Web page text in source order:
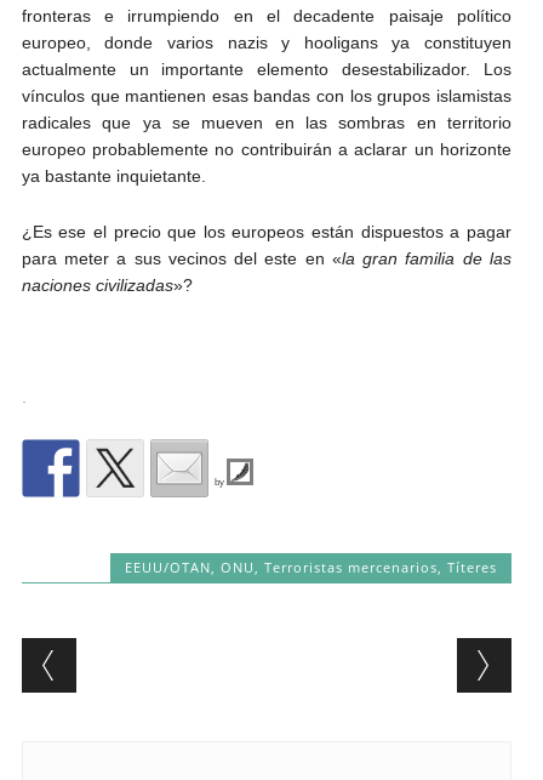
fronteras e irrumpiendo en el decadente paisaje político
europeo, donde varios nazis y hooligans ya constituyen
actualmente un importante elemento desestabilizador. Los
vínculos que mantienen esas bandas con los grupos islamistas
radicales que ya se mueven en las sombras en territorio
europeo probablemente no contribuirán a aclarar un horizonte
ya bastante inquietante.
¿Es ese el precio que los europeos están dispuestos a pagar
para meter a sus vecinos del este en «la gran familia de las
naciones civilizadas»?
by
EEUU/OTAN ONU Terroristas mercenarios Títeres
Post navigation